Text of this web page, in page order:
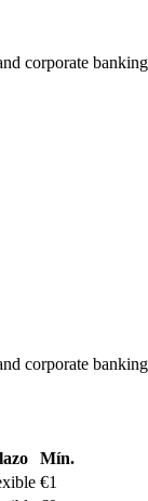
corporate
corporate
Mín.
€1